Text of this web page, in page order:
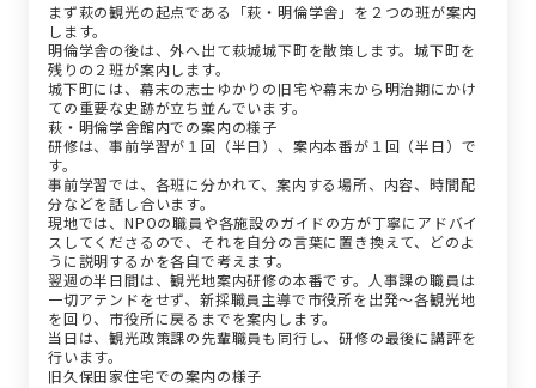
まず萩の観光の起点である「萩・明倫学舎」を２つの班が案内
します。
明倫学舎の後は、外へ出て萩城城下町を散策します。城下町を
残りの２班が案内します。
城下町には、幕末の志士ゆかりの旧宅や幕末から明治期にかけ
ての重要な史跡が立ち並んでいます。
萩・明倫学舎館内での案内の様子
研修は、事前学習が１回（半日）、案内本番が１回（半日）で
す。
事前学習では、各班に分かれて、案内する場所、内容、時間配
分などを話し合います。
現地では、NPOの職員や各施設のガイドの方が丁寧にアドバイ
スしてくださるので、それを自分の言葉に置き換えて、どのよ
うに説明するかを各自で考えます。
翌週の半日間は、観光地案内研修の本番です。人事課の職員は
一切アテンドをせず、新採職員主導で市役所を出発～各観光地
を回り、市役所に戻るまでを案内します。
当日は、観光政策課の先輩職員も同行し、研修の最後に講評を
行います。
旧久保田家住宅での案内の様子